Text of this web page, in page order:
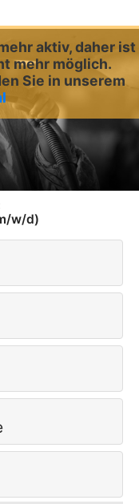
aktiv, daher ist
mehr möglich.
Sie in unserem
w/d)